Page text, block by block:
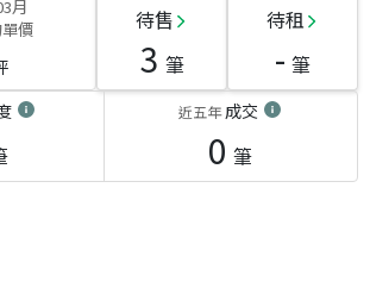
月
價
待售
3 筆
待租
- 筆
近五年成交
0 筆